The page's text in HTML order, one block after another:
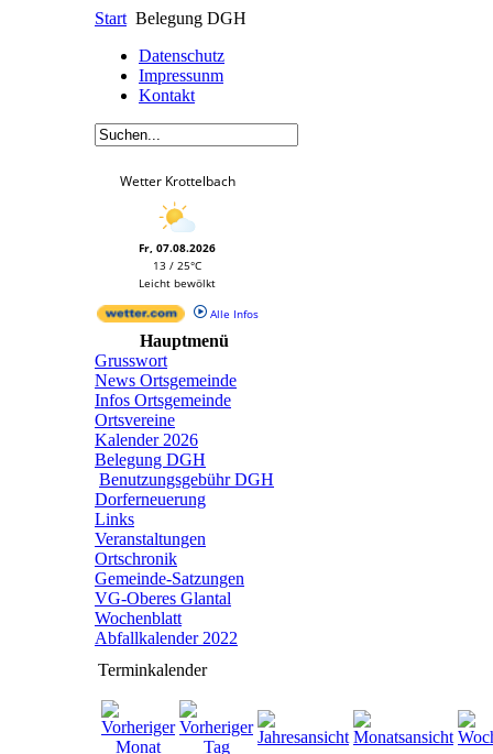
Start Belegung DGH
Datenschutz
Impressunm
Kontakt
Wetter Krottelbach
Fr, 07.08.2026
13 / 25°C
Leicht bewölkt
Alle Infos
Hauptmenü
Grusswort
News Ortsgemeinde
Infos Ortsgemeinde
Ortsvereine
Kalender 2026
Belegung DGH
Benutzungsgebühr DGH
Dorferneuerung
Links
Veranstaltungen
Ortschronik
Gemeinde-Satzungen
VG-Oberes Glantal
Wochenblatt
Abfallkalender 2022
Terminkalender